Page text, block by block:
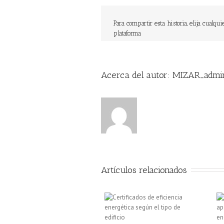
Para compartir esta historia, elija
plataforma
Acerca del autor:
Artículos relacionados